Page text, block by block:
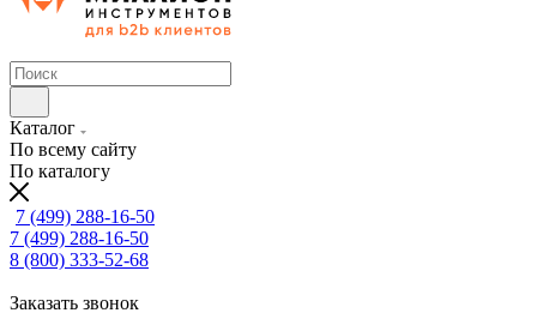
Каталог
По всему сайту
По каталогу
7 (499) 288-16-50
7 (499) 288-16-50
8 (800) 333-52-68
Заказать звонок